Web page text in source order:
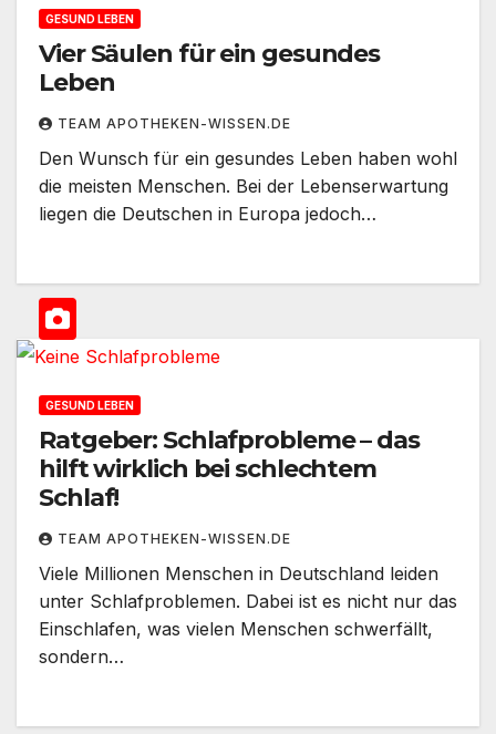
GESUND LEBEN
Vier Säulen für ein gesundes
Leben
TEAM APOTHEKEN-WISSEN.DE
Den Wunsch für ein gesundes Leben haben wohl
die meisten Menschen. Bei der Lebenserwartung
liegen die Deutschen in Europa jedoch…
GESUND LEBEN
Ratgeber: Schlafprobleme – das
hilft wirklich bei schlechtem
Schlaf!
TEAM APOTHEKEN-WISSEN.DE
Viele Millionen Menschen in Deutschland leiden
unter Schlafproblemen. Dabei ist es nicht nur das
Einschlafen, was vielen Menschen schwerfällt,
sondern…